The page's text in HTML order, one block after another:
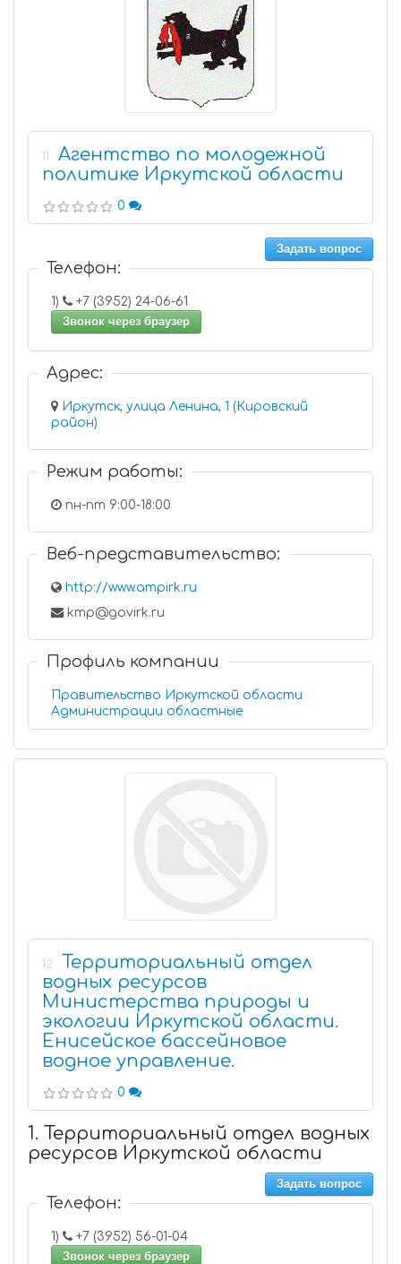
11
Агентство по молодежной
политике Иркутской области
0
Задать вопрос
Телефон:
1)
+7 (3952) 24-06-61
Звонок через браузер
Адрес:
Иркутск, улица Ленина, 1 (Кировский
район)
Режим работы:
пн-пт 9:00-18:00
Веб-представительство:
http://www.ampirk.ru
kmp@govirk.ru
Профиль компании
Правительство Иркутской области
Администрации областные
12
Территориальный отдел
водных ресурсов
Министерства природы и
экологии Иркутской области.
Енисейское бассейновое
водное управление.
0
1. Территориальный отдел водных
ресурсов Иркутской области
Задать вопрос
Телефон:
1)
+7 (3952) 56-01-04
Звонок через браузер